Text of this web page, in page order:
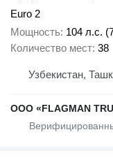
Euro 2
Мощность 104 л.с.
Количество мест 38
Узбекистан,
ООО «FLAGMAN